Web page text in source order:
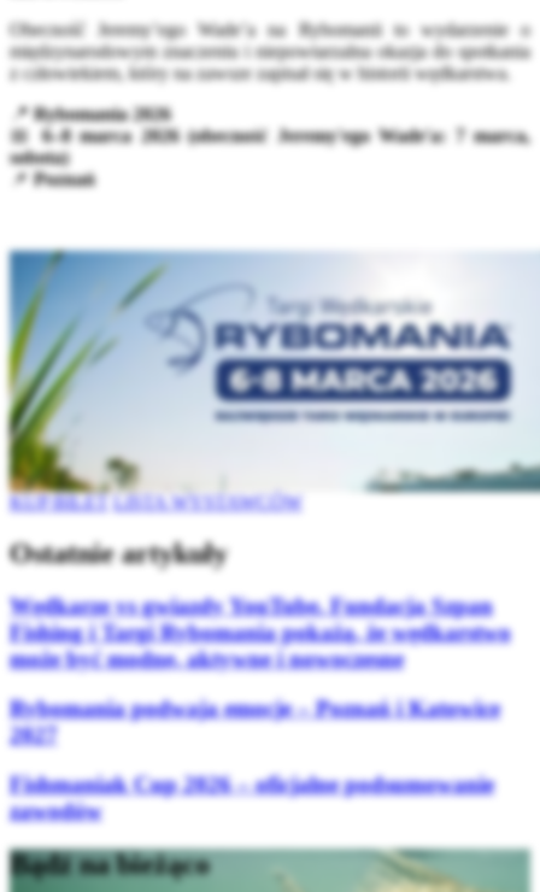
Obecność Jeremy’ego Wade’a na Rybomanii to wydarzenie o
międzynarodowym znaczeniu i niepowtarzalna okazja do spotkania
z człowiekiem, który na zawsze zapisał się w historii wędkarstwa.
📍Rybomania 2026
📅6–8 marca 2026 (obecność Jeremy'ego Wade'a: 7 marca,
sobota)
📌 Poznań
KUP BILET LISTA WYSTAWCÓW
Ostatnie artykuły
Wędkarze vs gwiazdy YouTube. Fundacja Szpan
Fishing i Targi Rybomania pokażą, że wędkarstwo
może być modne, aktywne i nowoczesne
Rybomania podwaja emocje – Poznań i Katowice
2027
Fishmaniak Cup 2026 – oficjalne podsumowanie
zawodów
Bądź na bieżąco